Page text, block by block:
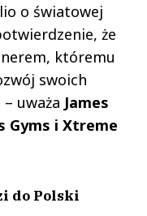
o światowej
że
któremu
swoich
uważa James
Gyms i Xtreme
do Polski